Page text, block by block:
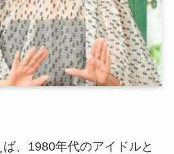
、1980年代のアイドルと